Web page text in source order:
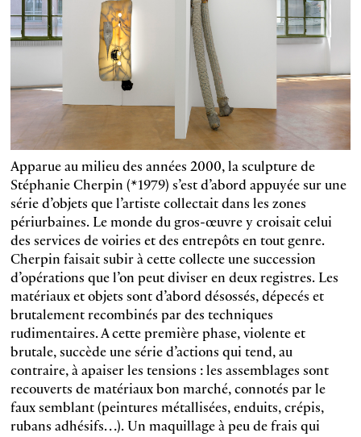
Apparue au milieu des années 2000, la sculpture de
Stéphanie Cherpin (*1979) s’est d’abord appuyée sur une
série d’objets que l’artiste collectait dans les zones
périurbaines. Le monde du gros-œuvre y croisait celui
des services de voiries et des entrepôts en tout genre.
Cherpin faisait subir à cette collecte une succession
d’opérations que l’on peut diviser en deux registres. Les
matériaux et objets sont d’abord désossés, dépecés et
brutalement recombinés par des techniques
rudimentaires. A cette première phase, violente et
brutale, succède une série d’actions qui tend, au
contraire, à apaiser les tensions : les assemblages sont
recouverts de matériaux bon marché, connotés par le
faux semblant (peintures métallisées, enduits, crépis,
rubans adhésifs…). Un maquillage à peu de frais qui